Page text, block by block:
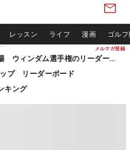
メルマガ登録
レッスン ライフ 漫画 ゴル
松山英樹ら出場 ウィンダム選手権のリーダーボード
プ リーダーボード
キング